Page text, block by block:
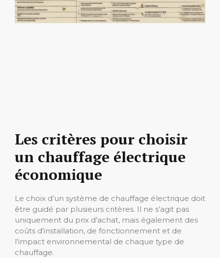
Les critères pour choisir
un chauffage électrique
économique
Le choix d’un système de chauffage électrique doit
être guidé par plusieurs critères. Il ne s’agit pas
uniquement du prix d’achat, mais également des
coûts d’installation, de fonctionnement et de
l’impact environnemental de chaque type de
chauffage.